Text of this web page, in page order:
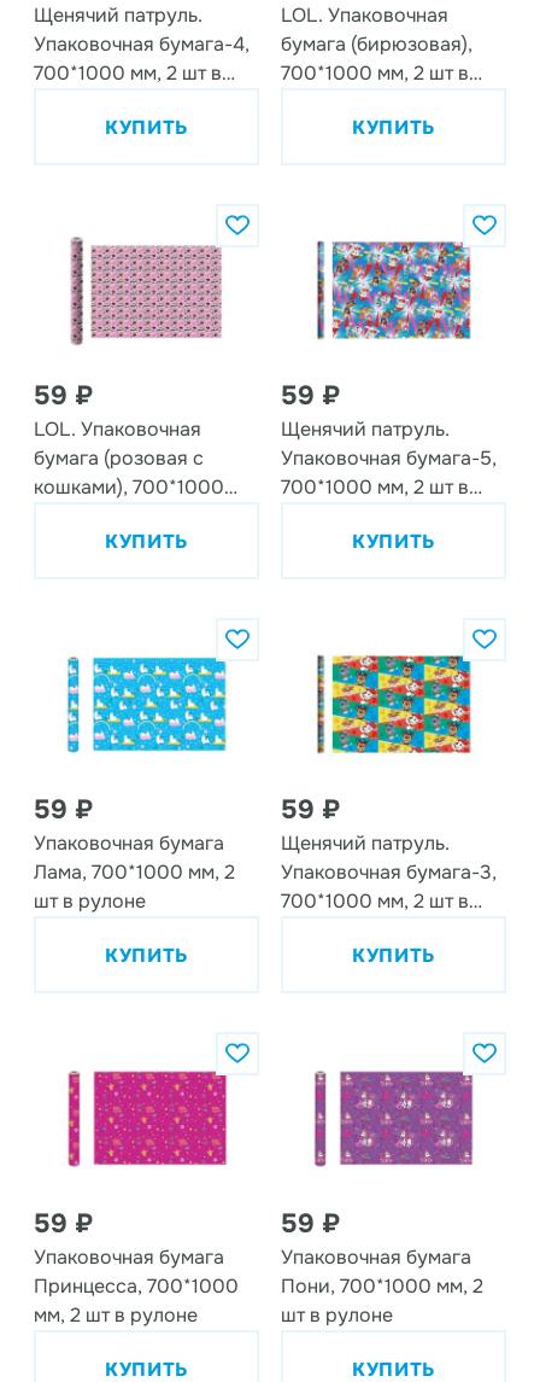
Щенячий патруль.
Упаковочная бумага-4,
700*1000 мм, 2 шт в
КУПИТЬ
LOL. Упаковочная
бумага (бирюзовая),
700*1000 мм, 2 шт в
КУПИТЬ
59 ₽
LOL. Упаковочная
бумага (розовая с
кошками), 700*1000
КУПИТЬ
59 ₽
Щенячий патруль.
Упаковочная бумага-5,
700*1000 мм, 2 шт в
КУПИТЬ
59 ₽
Упаковочная бумага
Лама, 700*1000 мм, 2
шт в рулоне
КУПИТЬ
59 ₽
Щенячий патруль.
Упаковочная бумага-3,
700*1000 мм, 2 шт в
КУПИТЬ
59 ₽
Упаковочная бумага
Принцесса, 700*1000
мм, 2 шт в рулоне
КУПИТЬ
59 ₽
Упаковочная бумага
Пони, 700*1000 мм, 2
шт в рулоне
КУПИТЬ